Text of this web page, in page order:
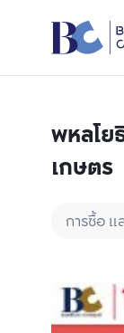
พหลโย
เกษตร
การซื้อ